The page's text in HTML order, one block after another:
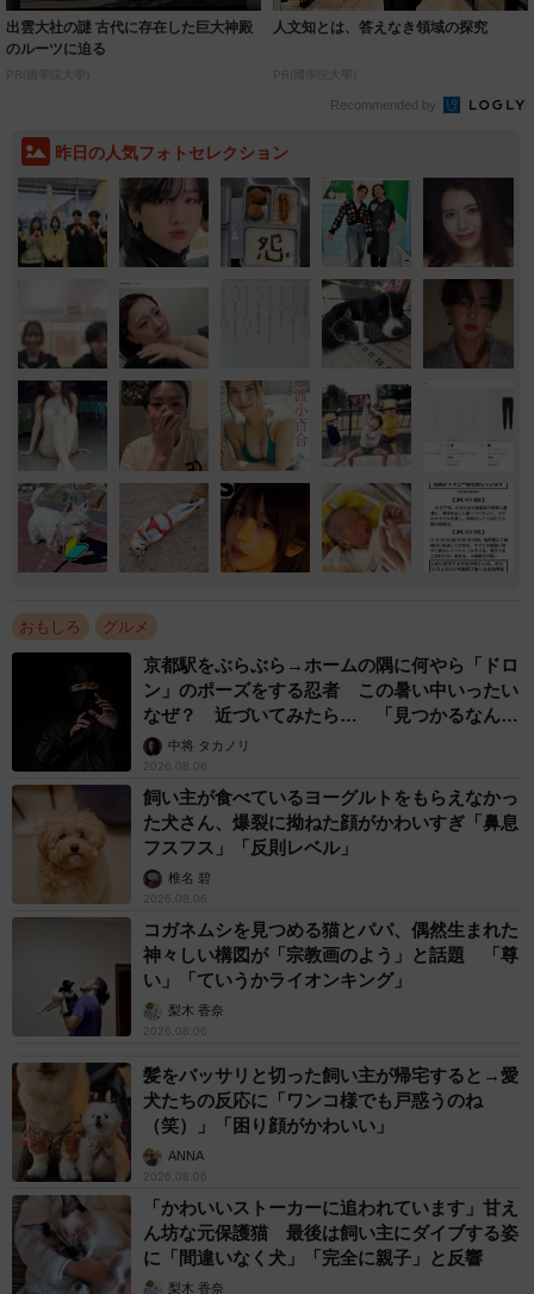
出雲大社の謎 古代に存在した巨大神殿
のルーツに迫る
PR(國學院大學)
人文知とは、答えなき領域の探究
PR(國學院大學)
Recommended by
昨日の人気フォトセレクション
おもしろ グルメ
京都駅をぶらぶら→ホームの隅に何やら「ドロ
ン」のポーズをする忍者 この暑い中いったい
なぜ？ 近づいてみたら… 「見つかるなんて
未熟」中将 タカノリ
2026.08.06
飼い主が食べているヨーグルトをもらえなかっ
た犬さん、爆裂に拗ねた顔がかわいすぎ「鼻息
フスフス」「反則レベル」
椎名 碧
2026.08.06
コガネムシを見つめる猫とパパ、偶然生まれた
神々しい構図が「宗教画のよう」と話題 「尊
い」「ていうかライオンキング」
梨木 香奈
2026.08.06
髪をバッサリと切った飼い主が帰宅すると→愛
犬たちの反応に「ワンコ様でも戸惑うのね
（笑）」「困り顔がかわいい」
ANNA
2026.08.06
「かわいいストーカーに追われています」甘え
ん坊な元保護猫 最後は飼い主にダイブする姿
に「間違いなく犬」「完全に親子」と反響
梨木 香奈